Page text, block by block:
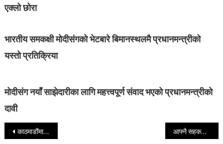
एक्लो छोरा
भारतीय समकक्षी मोदीसंगको भेटबारे बिमानस्थलमै प्रधानमन्त्रीको
यस्तो प्रतिक्रिया
मोदीसंग नयाँ साझेदारीका लागि महत्त्वपूर्ण संवाद भएको प्रधानमन्त्रीको
दावी
Post navigation
काठमाडौंमा हिट एक्सन डे आफ्नै सहकर्मीको सिकार भएको महिला अधिकृतको आरोप